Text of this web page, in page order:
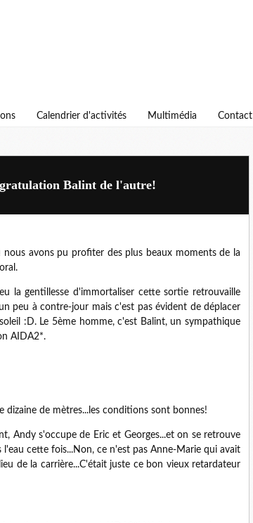
Calendrier d'activités Multimédia Contact
Balint de l'autre!
nous avons pu profiter des plus beaux moments de la
la gentillesse d'immortaliser cette sortie retrouvaille
peu à contre-jour mais c'est pas évident de déplacer
:D. Le 5ème homme, c'est Balint, un sympathique
AIDA2*.
dizaine de mètres...les conditions sont bonnes!
Andy s'occupe de Eric et Georges...et on se retrouve
cette fois...Non, ce n'est pas Anne-Marie qui avait
de la carrière...C'était juste ce bon vieux retardateur